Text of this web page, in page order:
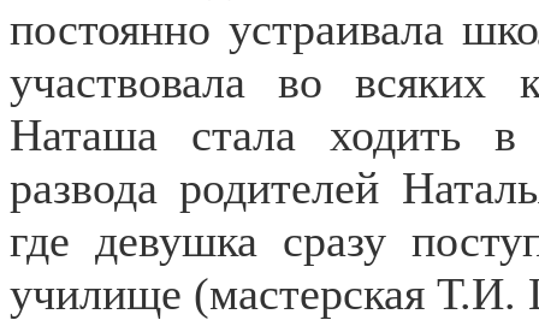
постоянно устраивала
участвовала во всяких
Наташа стала ходить в
развода родителей
где девушка сразу
училище (мастерская